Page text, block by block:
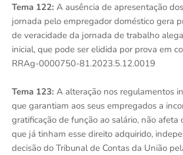
Tema 122: A ausência de apresentação
jornada pelo empregador doméstico gera
de veracidade da jornada de trabalho
inicial, que pode ser elidida por prova em
RRAg-0000750-81.2023.5.12.0019
Tema 123: A alteração nos regulamentos
que garantiam aos seus empregados a
gratificação de função ao salário, não afeta
que já tinham esse direito adquirido,
decisão do Tribunal de Contas da União